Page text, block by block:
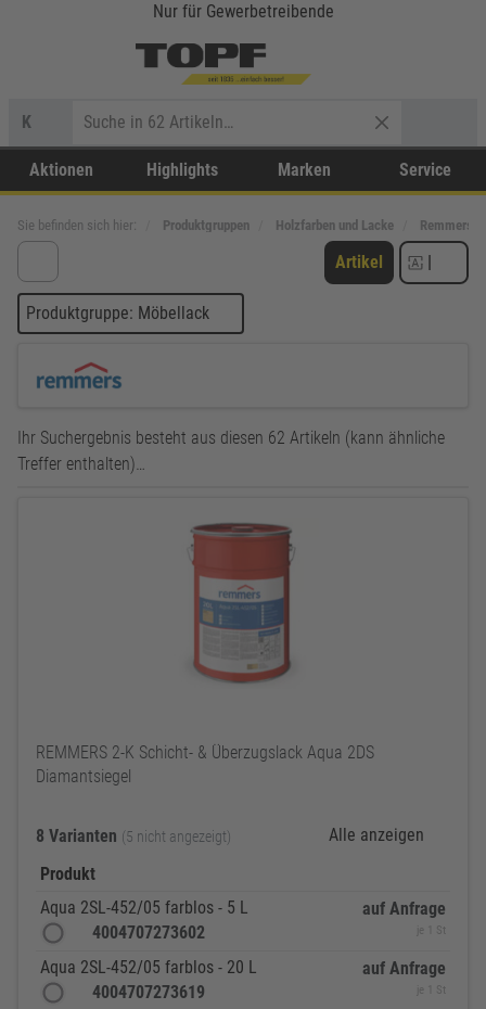
Nur für Gewerbetreibende
K
Aktionen Highlights Marken Service
Sie befinden sich hier: Produktgruppen Holzfarben und Lacke Remmers
Artikel |
Produktgruppe: Möbellack
Ihr Suchergebnis besteht aus diesen 62 Artikeln (kann ähnliche
Treffer enthalten)…
REMMERS 2-K Schicht- & Überzugslack Aqua 2DS
Diamantsiegel
8 Varianten (5 nicht angezeigt)
Alle anzeigen
Produkt
Aqua 2SL-452/05 farblos - 5 L
4004707273602
auf Anfrage
je 1 St
Aqua 2SL-452/05 farblos - 20 L
4004707273619
auf Anfrage
je 1 St